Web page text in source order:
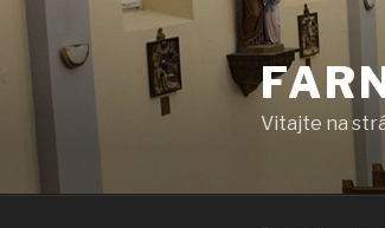
Prejsť
Vitajte na